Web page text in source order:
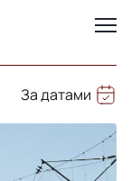
За датами